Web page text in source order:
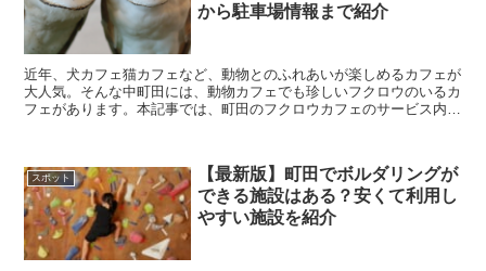
から駐車場情報まで紹介
近年、犬カフェ猫カフェなど、動物とのふれあいが楽しめるカフェが
大人気。そんな中町田には、動物カフェでも珍しいフクロウのいるカ
フェがあります。本記事では、町田のフクロウカフェのサービス内容
スポット
【最新版】町田でボルダリングが
できる施設はある？安くて利用し
やすい施設を紹介